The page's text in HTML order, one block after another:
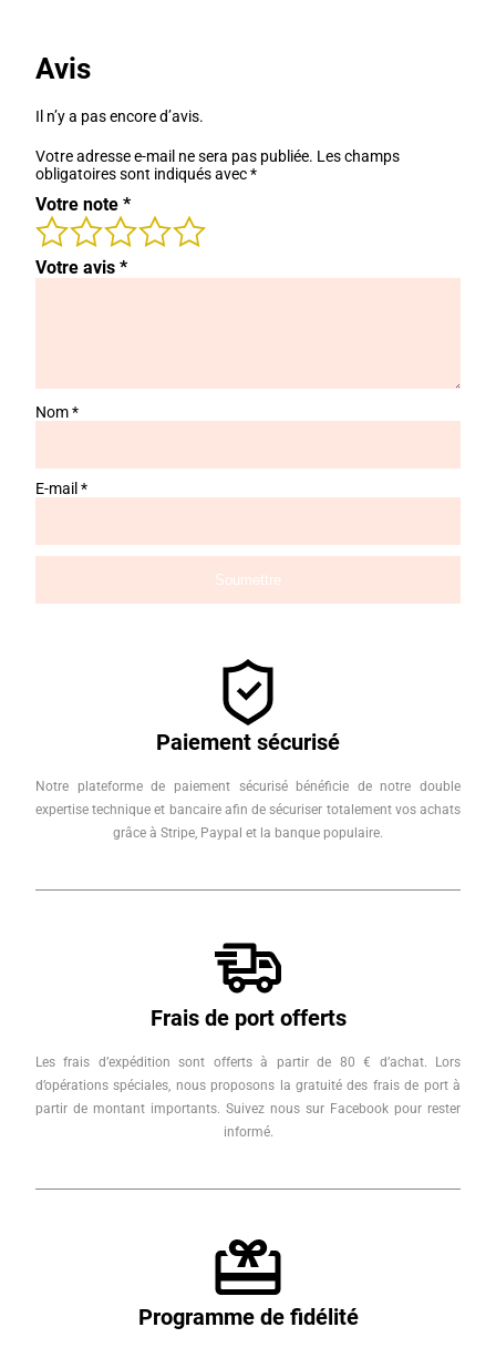
Avis
Il n’y a pas encore d’avis.
Votre adresse e-mail ne sera pas publiée. Les champs
obligatoires sont indiqués avec*
Votre note *
Votre avis *
Nom*
E-mail *
Paiement sécurisé
Notre plateforme de paiement sécurisé bénéficie de notre double
expertise technique et bancaire afin de sécuriser totalement vos achats
grâce à Stripe, Paypal et la banque populaire.
Frais de port offerts
Les frais d’expédition sont offerts à partir de 80 € d’achat. Lors
d’opérations spéciales, nous proposons la gratuité des frais de port à
partir de montant importants. Suivez nous sur Facebook pour rester
informé.
Programme de fidélité